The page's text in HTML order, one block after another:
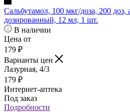
Сальбутамол, 100 мкг/доза, 200 доз,
дозированный, 12 мл, 1 шт.
В наличии
Цена от
179 ₽
Варианты цен
Лазурная, 4/3
179 ₽
Интернет-аптека
Под заказ
Подробности